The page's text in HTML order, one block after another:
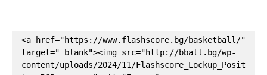
<a href="https://www.flashscore.bg/basketball/"
target="_blank"><img src="http://bball.bg/wp-
content/uploads/2024/11/Flashscore_Lockup_Posit